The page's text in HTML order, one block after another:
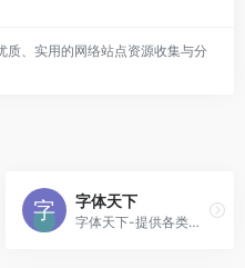
质、实用的网络站点资源收集与分
字体天下
字体天下-提供各类字体的免费下载和在线预览服务